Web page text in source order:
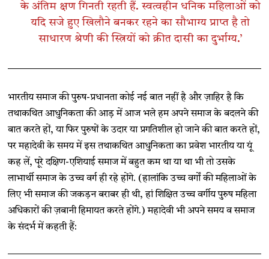
के अंतिम क्षण गिनती रहती हैं. स्वत्वहीन धनिक महिलाओं को
यदि सजे हुए खिलौने बनकर रहने का सौभाग्य प्राप्त है तो
साधारण श्रेणी की स्त्रियों को क्रीत दासी का दुर्भाग्य.’
भारतीय समाज की पुरुष-प्रधानता कोई नई बात नहीं है और ज़ाहिर है कि
तथाकथित आधुनिकता की आड़ में आज भले हम अपने समाज के बदलने की
बात करते हों, या फिर पुरुषों के उदार या प्रगतिशील हो जाने की बात करते हों,
पर महादेवी के समय में इस तथाकथित आधुनिकता का प्रवेश भारतीय या यूं
कह लें, पूरे दक्षिण-एशियाई समाज में बहुत कम था या था भी तो उसके
लाभार्थी समाज के उच्च वर्ग ही रहे होंगे. (हालांकि उच्च वर्गों की महिलाओं के
लिए भी समाज की जकड़न बराबर ही थी, हां शिक्षित उच्च वर्गीय पुरुष महिला
अधिकारों की ज़बानी हिमायत करते होंगे.) महादेवी भी अपने समय व समाज
के संदर्भ में कहती हैं: